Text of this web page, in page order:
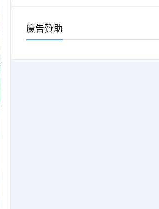
廣告贊助